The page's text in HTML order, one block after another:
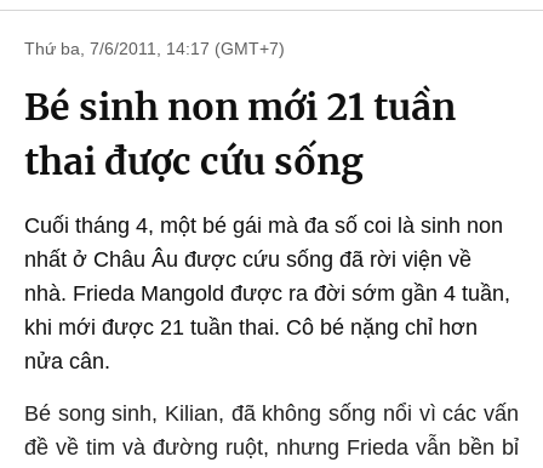
Thứ ba, 7/6/2011, 14:17 (GMT+7)
Bé sinh non mới 21 tuần
thai được cứu sống
Cuối tháng 4, một bé gái mà đa số coi là sinh non
nhất ở Châu Âu được cứu sống đã rời viện về
nhà. Frieda Mangold được ra đời sớm gần 4 tuần,
khi mới được 21 tuần thai. Cô bé nặng chỉ hơn
nửa cân.
Bé song sinh, Kilian, đã không sống nổi vì các vấn
đề về tim và đường ruột, nhưng Frieda vẫn bền bỉ